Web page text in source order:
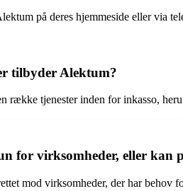
på deres hjemmeside eller via
tilbyder Alektum?
række tjenester inden for inkasso,
for virksomheder, eller kan
mod virksomheder, der har behov